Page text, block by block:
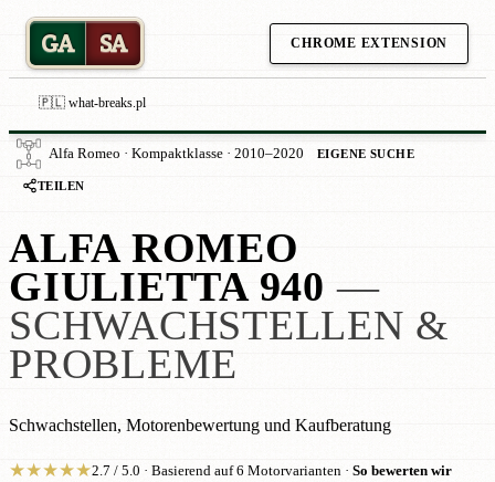
GA SA CHROME EXTENSION
🇵🇱 what-breaks.pl
Alfa Romeo · Kompaktklasse · 2010–2020 EIGENE SUCHE
TEILEN
ALFA ROMEO
GIULIETTA 940 —
SCHWACHSTELLEN &
PROBLEME
Schwachstellen, Motorenbewertung und Kaufberatung
★★★★★2.7 / 5.0 · Basierend auf 6 Motorvarianten · So bewerten wir